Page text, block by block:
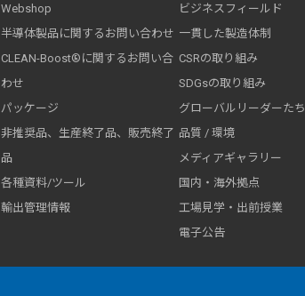
Webshop
半導体製品に関するお問い合わせ
CLEAN-Boost®に関するお問い合
わせ
パッケージ
非推奨品、生産終了品、販売終了
品
各種資料/ツール
輸出管理情報
ビジネスフィールド
一貫した製造体制
CSRの取り組み
SDGsの取り組み
グローバルリーダーたち
品質 / 環境
メディアギャラリー
国内・海外拠点
工場見学・出前授業
電子公告